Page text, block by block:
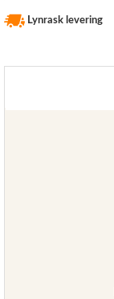
Lynrask levering